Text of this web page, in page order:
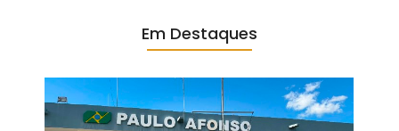
Em Destaques